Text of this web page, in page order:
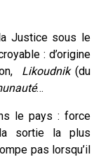
Justice sous le
: d’origine
Likoudnik(du
…
le pays : force
sortie la plus
pas lorsqu’il